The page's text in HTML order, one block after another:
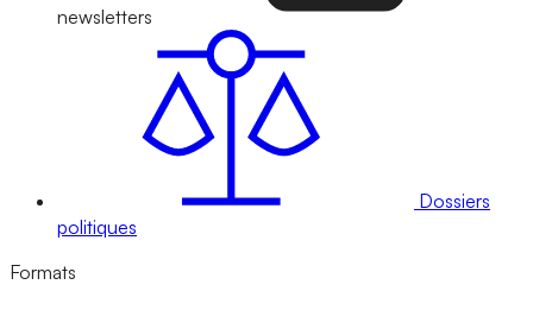
newsletters
Dossiers
politiques
Formats